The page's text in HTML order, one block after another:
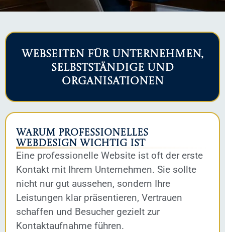
Webseiten für Unternehmen,
Selbstständige und
Organisationen
Warum professionelles
Webdesign wichtig ist
Eine professionelle Website ist oft der erste
Kontakt mit Ihrem Unternehmen. Sie sollte
nicht nur gut aussehen, sondern Ihre
Leistungen klar präsentieren, Vertrauen
schaffen und Besucher gezielt zur
Kontaktaufnahme führen.